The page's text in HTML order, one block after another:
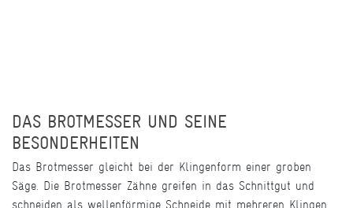
DAS BROTMESSER UND SEINE
BESONDERHEITEN
Das Brotmesser gleicht bei der Klingenform einer groben
Säge. Die Brotmesser Zähne greifen in das Schnittgut und
schneiden als wellenförmige Schneide mit mehreren Klingen